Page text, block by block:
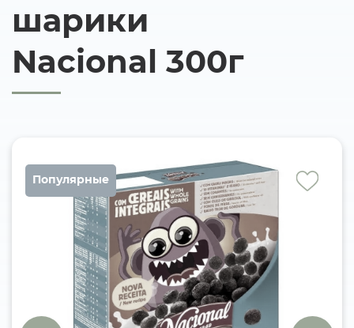
шарики
Nacional 300г
Популярные